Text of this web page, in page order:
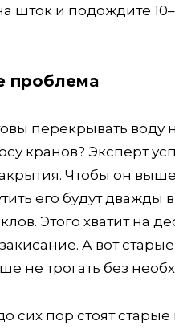
шток и подождите
проблема
перекрывать воду
кранов? Эксперт
Чтобы он
его будут дважды
Этого хватит на
А вот
не трогать без
сих пор стоят